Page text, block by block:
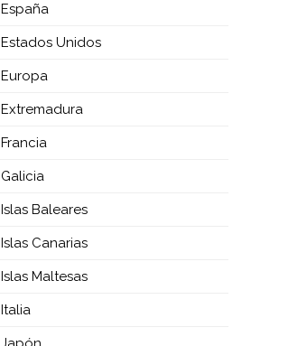
España
Estados Unidos
Europa
Extremadura
Francia
Galicia
Islas Baleares
Islas Canarias
Islas Maltesas
Italia